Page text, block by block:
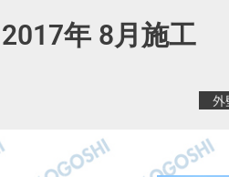
2017年 8月
外